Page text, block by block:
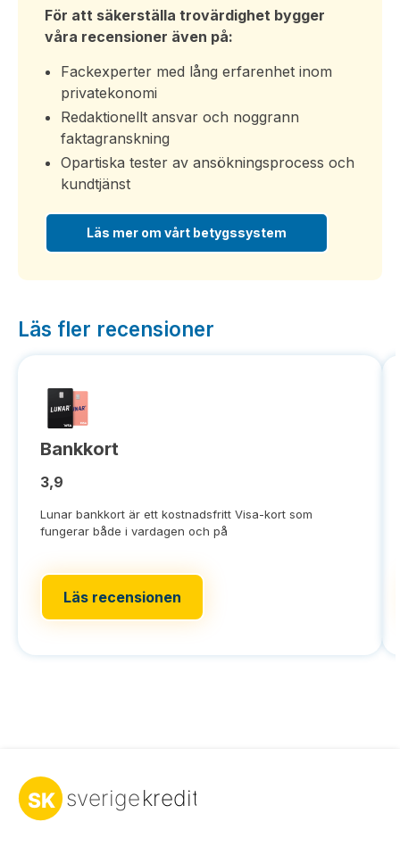
För att säkerställa trovärdighet bygger
våra recensioner även på:
Fackexperter med lång erfarenhet inom
privatekonomi
Redaktionellt ansvar och noggrann
faktagranskning
Opartiska tester av ansökningsprocess och
kundtjänst
Läs mer om vårt betygssystem
Läs fler recensioner
Bankkort
3,9
Lunar bankkort är ett kostnadsfritt Visa-kort som
fungerar både i vardagen och på
Läs recensionen